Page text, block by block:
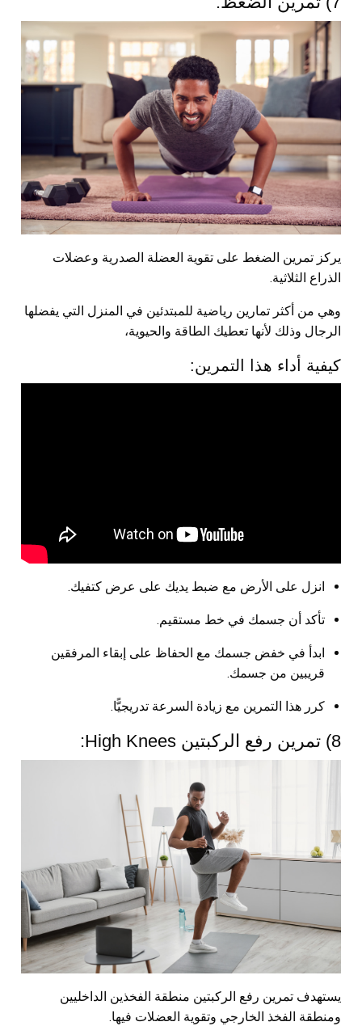
يركز تمرين الضغط على تقوية العضلة الصدرية وعضلات
الذراع الثلاثية.
وهي من أكثر تمارين رياضية للمبتدئين في المنزل التي يفضلها
الرجال وذلك لأنها تعطيك الطاقة والحيوية،
كيفية أداء هذا التمرين:
انزل على الأرض مع ضبط يديك على عرض كتفيك.
تأكد أن جسمك في خط مستقيم.
ابدأ في خفض جسمك مع الحفاظ على إبقاء المرفقين
قريبين من جسمك.
كرر هذا التمرين مع زيادة السرعة تدريجيًّا.
8) تمرين رفع الركبتين High Knees:
يستهدف تمرين رفع الركبتين منطقة الفخذين الداخليين
ومنطقة الفخذ الخارجي وتقوية العضلات فيها.